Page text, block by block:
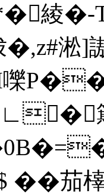
綾
淞]
I嚛
簸
��